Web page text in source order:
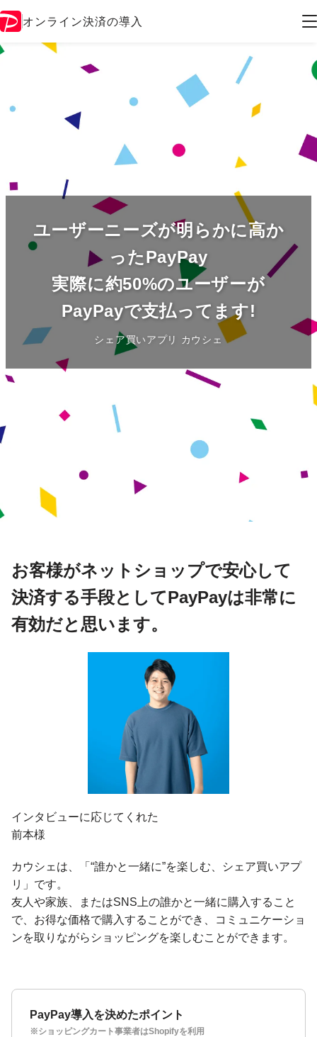
オンライン決済の導入
ユーザーニーズが明らかに高か
ったPayPay
実際に約50%のユーザーが
PayPayで支払ってます!
シェア買いアプリ カウシェ
お客様がネットショップで安心して
決済する手段としてPayPayは非常に
有効だと思います。
インタビューに応じてくれた
前本様
カウシェは、「“誰かと一緒に”を楽しむ、シェア買いアプ
リ」です。
友人や家族、またはSNS上の誰かと一緒に購入すること
で、お得な価格で購入することができ、コミュニケーショ
ンを取りながらショッピングを楽しむことができます。
PayPay導入を決めたポイント
※ショッピングカート事業者はShopifyを利用